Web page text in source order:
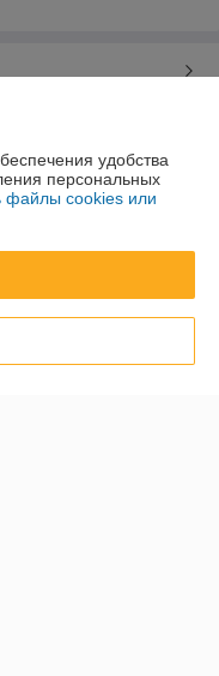
удобства
персональных
файлы cookies или